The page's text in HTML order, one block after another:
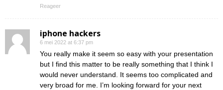
Reageer
iphone hackers
6 mei 2022 at 6:37 pm
You really make it seem so easy with your presentation
but I find this matter to be really something that I think I
would never understand. It seems too complicated and
very broad for me. I’m looking forward for your next